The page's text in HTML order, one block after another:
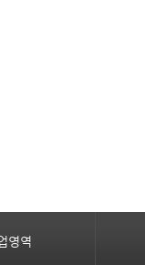
영역